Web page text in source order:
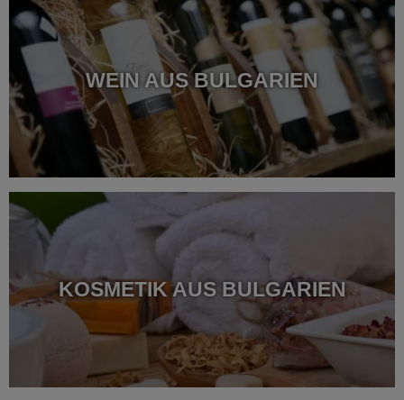
WEIN AUS BULGARIEN
KOSMETIK AUS BULGARIEN